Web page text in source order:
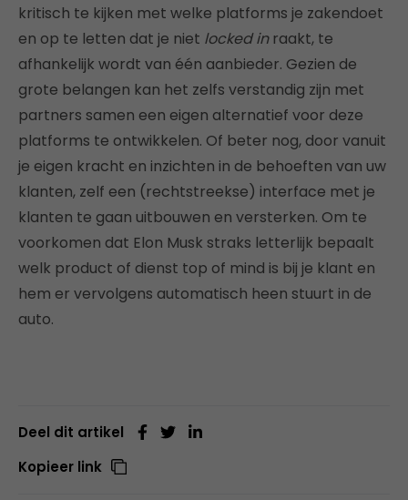
kritisch te kijken met welke platforms je zakendoet
en op te letten dat je niet locked inraakt, te
afhankelijk wordt van één aanbieder. Gezien de
grote belangen kan het zelfs verstandig zijn met
partners samen een eigen alternatief voor deze
platforms te ontwikkelen. Of beter nog, door vanuit
je eigen kracht en inzichten in de behoeften van uw
klanten, zelf een (rechtstreekse) interface met je
klanten te gaan uitbouwen en versterken. Om te
voorkomen dat Elon Musk straks letterlijk bepaalt
welk product of dienst top of mind is bij je klant en
hem er vervolgens automatisch heen stuurt in de
auto.
Deel dit artikel
Kopieer link